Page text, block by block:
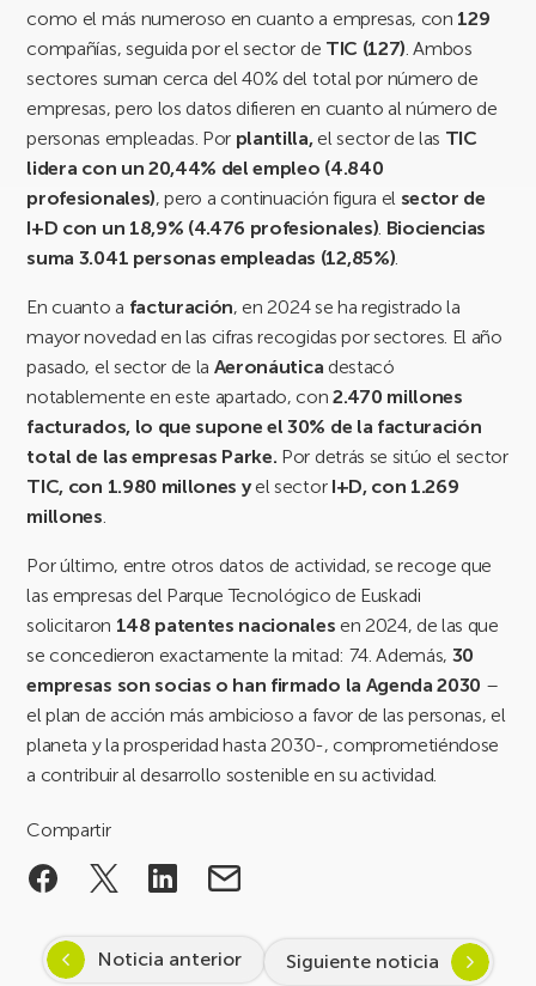
como el más numeroso en cuanto a empresas, con 129
compañías, seguida por el sector de TIC (127). Ambos
sectores suman cerca del 40% del total por número de
empresas, pero los datos difieren en cuanto al número de
personas empleadas. Por plantilla, el sector de las TIC
lidera con un 20,44% del empleo (4.840
profesionales), pero a continuación figura el sector de
I+D con un 18,9% (4.476 profesionales). Biociencias
suma 3.041 personas empleadas (12,85%).
En cuanto a facturación, en 2024 se ha registrado la
mayor novedad en las cifras recogidas por sectores. El año
pasado, el sector de la Aeronáutica destacó
notablemente en este apartado, con2.470 millones
facturados, lo que supone el 30% de la facturación
total de las empresas Parke. Por detrás se sitúo el sector
TIC, con 1.980 millones yel sectorI+D, con 1.269
millones.
Por último, entre otros datos de actividad, se recoge que
las empresas del Parque Tecnológico de Euskadi
solicitaron 148 patentes nacionales en 2024, de las que
se concedieron exactamente la mitad: 74. Además, 30
empresas son socias o han firmado la Agenda 2030 –
el plan de acción más ambicioso a favor de las personas, el
planeta y la prosperidad hasta 2030-, comprometiéndose
a contribuir al desarrollo sostenible en su actividad.
Compartir
Noticia anterior Siguiente noticia